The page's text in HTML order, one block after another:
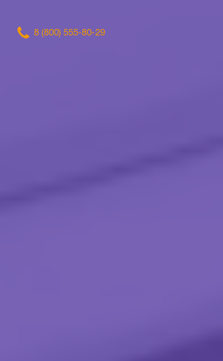
8 (800) 555-80-29